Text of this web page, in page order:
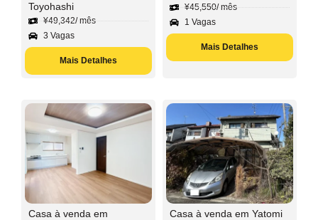
Toyohashi
¥49,342/ mês
3 Vagas
Mais Detalhes
¥45,550/ mês
1 Vagas
Mais Detalhes
Casa à venda em
Casa à venda em Yatomi